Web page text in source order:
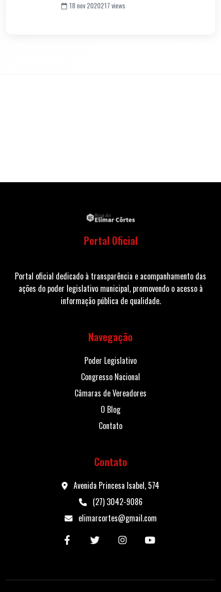
18 nov 2020217 views
Portal Oficial
Portal oficial dedicado à transparência e acompanhamento das
ações do poder legislativo municipal, promovendo o acesso à
informação pública de qualidade.
Navegação
Poder Legislativo
Congresso Nacional
Câmaras de Vereadores
O Blog
Contato
Contato
Avenida Princesa Isabel, 574
(27) 3042-9086
elimarcortes@gmail.com